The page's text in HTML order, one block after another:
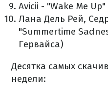
Avicii - "Wake Me Up"
Лана Дель Рей,
"Summertime
Гервайса)
Десятка самых
недели: